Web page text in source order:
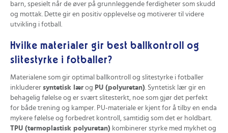
barn, spesielt når de øver på grunnleggende ferdigheter som skudd
og mottak. Dette gir en positiv opplevelse og motiverer til videre
utvikling i fotball.
Hvilke materialer gir best ballkontroll og
slitestyrke i fotballer?
Materialene som gir optimal ballkontroll og slitestyrke i fotballer
inkluderer syntetisk lær og PU (polyuretan). Syntetisk lær gir en
behagelig følelse og er svært slitesterkt, noe som gjør det perfekt
for både trening og kamper. PU-materiale er kjent for å tilby en enda
mykere følelse og forbedret kontroll, samtidig som det er holdbart.
TPU (termoplastisk polyuretan) kombinerer styrke med mykhet og